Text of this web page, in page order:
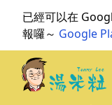
已經可以在
報囉～ Google